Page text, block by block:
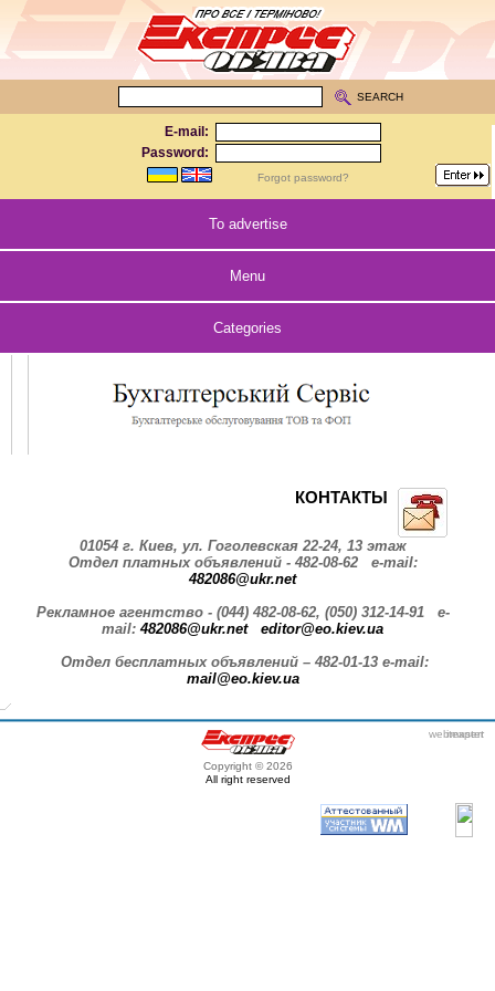
E-mail:
Password:
Forgot password?
SEARCH
To advertise
Menu
Categories
КОНТАКТЫ
01054 г. Киев, ул. Гоголевская 22-24, 13 этаж
Отдел платных объявлений - 482-08-62e-mail:
482086@ukr.net
Рекламное агентство - (044) 482-08-62, (050) 312-14-91e-
mail: 482086@ukr.net editor@eo.kiev.ua
Отдел бесплатных объявлений – 482-01-13 e-mail:
mail@eo.kiev.ua
Copyright © 2026
All right reserved
webmaster
itexpert